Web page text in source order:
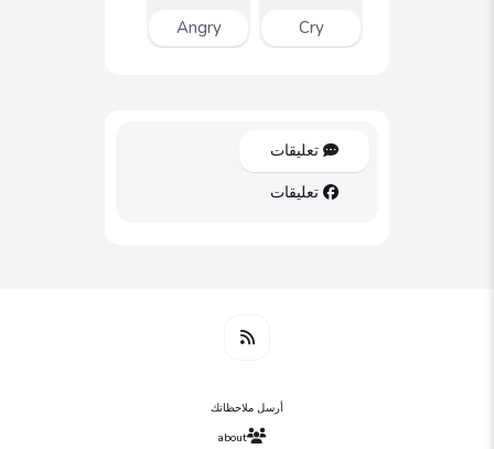
Cry
Angry
تعليقات
تعليقات
أرسل ملاحظاتك
about